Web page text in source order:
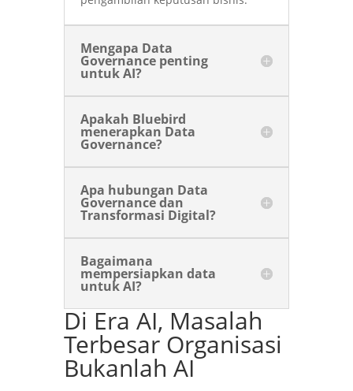
Mengapa Data
Governance penting
untuk AI?
Apakah Bluebird
menerapkan Data
Governance?
Apa hubungan Data
Governance dan
Transformasi Digital?
Bagaimana
mempersiapkan data
untuk AI?
Di Era AI, Masalah
Terbesar Organisasi
Bukanlah AI